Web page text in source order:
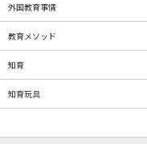
外国教育事情
教育メソッド
知育
知育玩具